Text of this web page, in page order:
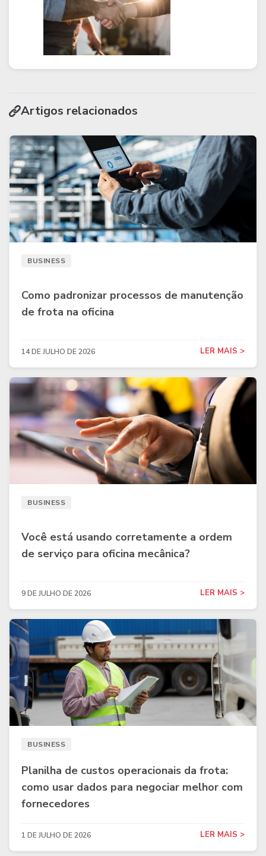
Artigos relacionados
BUSINESS
Como padronizar processos de manutenção
de frota na oficina
14 DE JULHO DE 2026 LER MAIS >
BUSINESS
Você está usando corretamente a ordem
de serviço para oficina mecânica?
9 DE JULHO DE 2026 LER MAIS >
BUSINESS
Planilha de custos operacionais da frota:
como usar dados para negociar melhor com
fornecedores
1 DE JULHO DE 2026 LER MAIS >